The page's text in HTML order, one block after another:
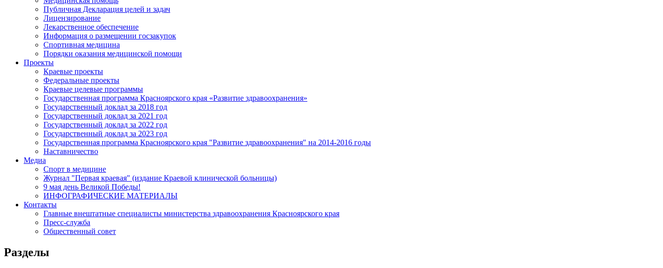
Публичная Декларация целей и задач
Лицензирование
Лекарственное обеспечение
Информация о размещении госзакупок
Спортивная медицина
Порядки оказания медицинской помощи
Проекты
Краевые проекты
Федеральные проекты
Краевые целевые программы
Государственная программа Красноярского края «Развитие здравоохранения»
Государственный доклад за 2018 год
Государственный доклад за 2021 год
Государственный доклад за 2022 год
Государственный доклад за 2023 год
Государственная программа Красноярского края "Развитие здравоохранения" на 2014-2016 годы
Наставничество
Медиа
Спорт в медицине
Журнал "Первая краевая" (издание Краевой клинической больницы)
9 мая день Великой Победы!
ИНФОГРАФИЧЕСКИЕ МАТЕРИАЛЫ
Контакты
Главные внештатные специалисты министерства здравоохранения Красноярского края
Пресс-служба
Общественный совет
Разделы